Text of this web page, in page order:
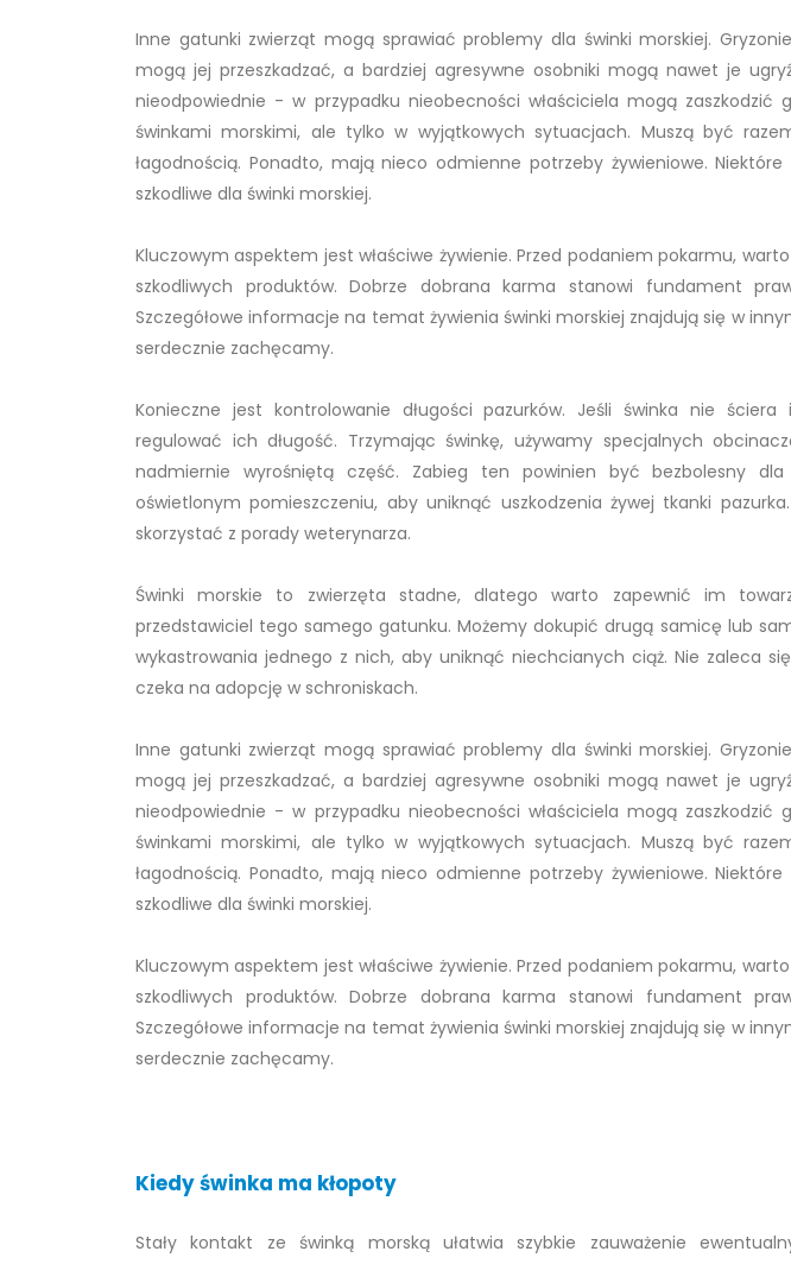
Inne gatunki zwierząt mogą sprawiać problemy dla świnki morskiej.
mogą jej przeszkadzać, a bardziej agresywne osobniki mogą nawet je
nieodpowiednie - w przypadku nieobecności właściciela mogą zaszkodzić
świnkami morskimi, ale tylko w wyjątkowych sytuacjach. Muszą być
łagodnością. Ponadto, mają nieco odmienne potrzeby żywieniowe.
szkodliwe dla świnki morskiej.
Kluczowym aspektem jest właściwe żywienie. Przed podaniem pokarmu,
szkodliwych produktów. Dobrze dobrana karma stanowi fundament
Szczegółowe informacje na temat żywienia świnki morskiej znajdują się w
serdecznie zachęcamy.
Konieczne jest kontrolowanie długości pazurków. Jeśli świnka nie ściera
regulować ich długość. Trzymając świnkę, używamy specjalnych
nadmiernie wyrośniętą część. Zabieg ten powinien być bezbolesny
oświetlonym pomieszczeniu, aby uniknąć uszkodzenia żywej tkanki
skorzystać z porady weterynarza.
Świnki morskie to zwierzęta stadne, dlatego warto zapewnić im
przedstawiciel tego samego gatunku. Możemy dokupić drugą samicę lub
wykastrowania jednego z nich, aby uniknąć niechcianych ciąż. Nie zaleca
czeka na adopcję w schroniskach.
Inne gatunki zwierząt mogą sprawiać problemy dla świnki morskiej.
mogą jej przeszkadzać, a bardziej agresywne osobniki mogą nawet je
nieodpowiednie - w przypadku nieobecności właściciela mogą zaszkodzić
świnkami morskimi, ale tylko w wyjątkowych sytuacjach. Muszą być
łagodnością. Ponadto, mają nieco odmienne potrzeby żywieniowe.
szkodliwe dla świnki morskiej.
Kluczowym aspektem jest właściwe żywienie. Przed podaniem pokarmu,
szkodliwych produktów. Dobrze dobrana karma stanowi fundament
Szczegółowe informacje na temat żywienia świnki morskiej znajdują się w
serdecznie zachęcamy.
Kiedy świnka ma kłopoty
Stały kontakt ze świnką morską ułatwia szybkie zauważenie